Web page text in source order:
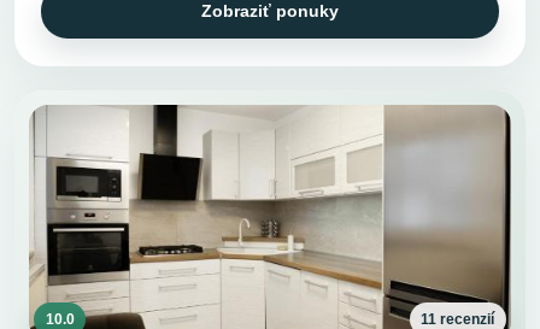
Zobraziť ponuky
10.0 11 recenzií